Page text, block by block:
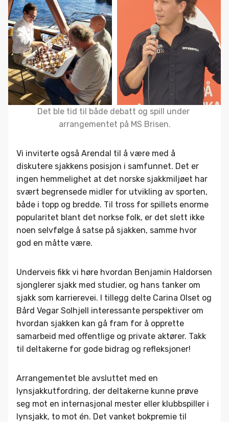
Det ble tid til både debatt og spill under
arrangementet på MS Brisen.
Vi inviterte også Arendal til å være med å
diskutere sjakkens posisjon i samfunnet. Det er
ingen hemmelighet at det norske sjakkmiljøet har
svært begrensede midler for utvikling av sporten,
både i topp og bredde. Til tross for spillets enorme
popularitet blant det norkse folk, er det slett ikke
noen selvfølge å satse på sjakken, samme hvor
god en måtte være.
Underveis fikk vi høre hvordan Benjamin Haldorsen
sjonglerer sjakk med studier, og hans tanker om
sjakk som karrierevei. I tillegg delte Carina Olset og
Bård Vegar Solhjell interessante perspektiver om
hvordan sjakken kan gå fram for å opprette
samarbeid med offentlige og private aktører. Takk
til deltakerne for gode bidrag og refleksjoner!
Arrangementet ble avsluttet med en
lynsjakkutfordring, der deltakerne kunne prøve
seg mot en internasjonal mester eller klubbspiller i
lynsjakk, to mot én. Det vanket bokpremie til